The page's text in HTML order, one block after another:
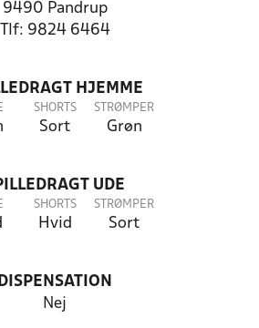
9490 Pandrup
Tlf: 9824 6464
HJEMME
SHORTS
Sort
STRØMPER
Grøn
UDE
SHORTS
Hvid
STRØMPER
Sort
DISPENSATION
Nej